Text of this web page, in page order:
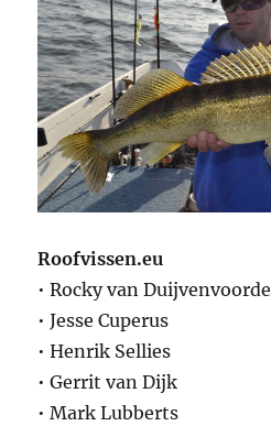
Roofvissen.eu
• Rocky van Duijvenvoorde
• Jesse Cuperus
• Henrik Sellies
• Gerrit van Dijk
• Mark Lubberts